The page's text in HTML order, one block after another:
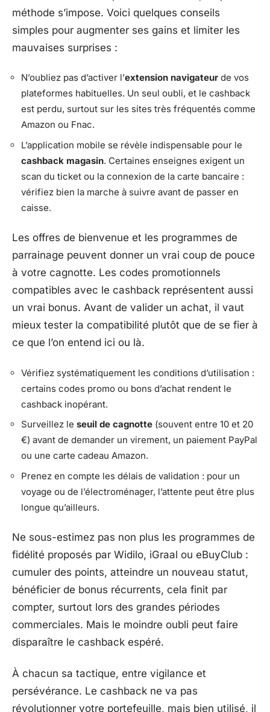
méthode s’impose. Voici quelques conseils
simples pour augmenter ses gains et limiter les
mauvaises surprises :
N’oubliez pas d’activer l’extension navigateur de vos
plateformes habituelles. Un seul oubli, et le cashback
est perdu, surtout sur les sites très fréquentés comme
Amazon ou Fnac.
L’application mobile se révèle indispensable pour le
cashback magasin. Certaines enseignes exigent un
scan du ticket ou la connexion de la carte bancaire :
vérifiez bien la marche à suivre avant de passer en
caisse.
Les offres de bienvenue et les programmes de
parrainage peuvent donner un vrai coup de pouce
à votre cagnotte. Les codes promotionnels
compatibles avec le cashback représentent aussi
un vrai bonus. Avant de valider un achat, il vaut
mieux tester la compatibilité plutôt que de se fier à
ce que l’on entend ici ou là.
Vérifiez systématiquement les conditions d’utilisation :
certains codes promo ou bons d’achat rendent le
cashback inopérant.
Surveillez le seuil de cagnotte (souvent entre 10 et 20
€) avant de demander un virement, un paiement PayPal
ou une carte cadeau Amazon.
Prenez en compte les délais de validation : pour un
voyage ou de l’électroménager, l’attente peut être plus
longue qu’ailleurs.
Ne sous-estimez pas non plus les programmes de
fidélité proposés par Widilo, iGraal ou eBuyClub :
cumuler des points, atteindre un nouveau statut,
bénéficier de bonus récurrents, cela finit par
compter, surtout lors des grandes périodes
commerciales. Mais le moindre oubli peut faire
disparaître le cashback espéré.
À chacun sa tactique, entre vigilance et
persévérance. Le cashback ne va pas
révolutionner votre portefeuille, mais bien utilisé, il